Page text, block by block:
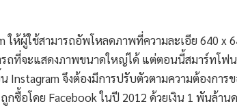
ให้ผู้ใช้สามารถอัพโหลดภาพที่ความละเอีย 640 x
ถที่จะแสดงภาพขนาดใหญ่ได้ แต่ตอนนี้สมาร์ทโฟ
จึงต้องมีการปรับตัวตามความต้องการ
กซื้อโดย Facebook ในปี 2012 ด้วยเงิน 1 พันล้า